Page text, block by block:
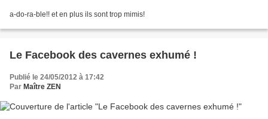
a-do-ra-ble!! et en plus ils sont trop mimis!
Le Facebook des cavernes exhumé !
Publié le 24/05/2012 à 17:42
Par Maître ZEN